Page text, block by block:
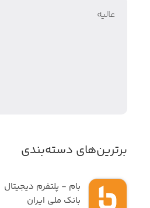
عالیه
برترین‌های دسته‌بندی
بانک ملی ایران